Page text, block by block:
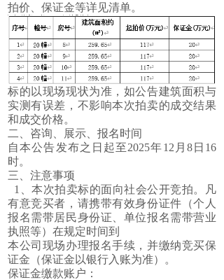
拍价、保证金等详见清单。
标的以现场现状为准，如公告建筑面积与
实测有误差，不影响本次拍卖的成交结果
和成交价格。
二、咨询、展示、报名时间
自本公告发布之日起至2025年12月8日16
时。
三、注意事项
1、本次拍卖标的面向社会公开竞拍。凡
有意竞买者，请携带有效身份证件（个人
报名需带居民身份证、单位报名需带营业
执照等）在规定时间到
本公司现场办理报名手续，并缴纳竞买保
证金（保证金以银行入账为准）。
保证金缴款账户：